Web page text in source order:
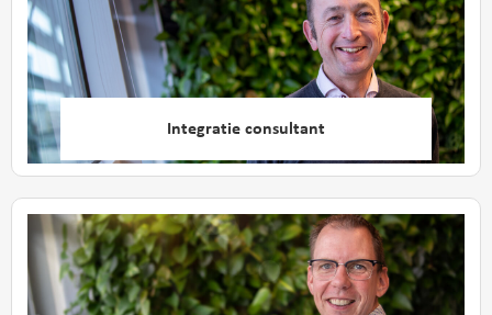
Integratie consultant